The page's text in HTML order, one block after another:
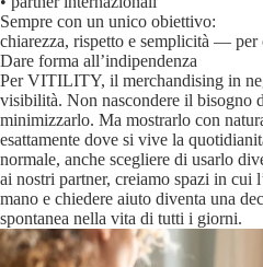
Sempre con un unico obiettivo:
chiarezza, rispetto e semplicità —
Dare forma all’indipendenza
Per VITILITY, il merchandising in
visibilità. Non nascondere il bisogno
minimizzarlo. Ma mostrarlo con
esattamente dove si vive la
normale, anche scegliere di usarlo
ai nostri partner, creiamo spazi in cui
mano e chiedere aiuto diventa una
spontanea nella vita di tutti i giorni.